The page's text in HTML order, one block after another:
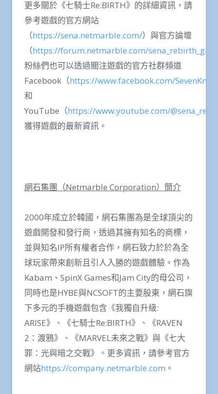
更多關於《七騎士Re:BIRTH》的詳細資訊，請
參考遊戲的官方網站
（https://sena.netmarble.com/）與官方論壇
（https://forum.netmarble.com/sena_rebirth_gl
粉絲們也可以透過關注遊戲的官方社群頻道
Facebook（https://www.facebook.com/
和
YouTube（https://www.youtube.com/
獲得遊戲的最新資訊。
網石集團（Netmarble Corporation）簡介
2000年成立於韓國，網石集團為是全球頂尖的
遊戲開發和發行商，透過其擁有知名的商標，
並與知名IP所有權者合作，網石致力於於為全
球玩家帶來創新且引人入勝的遊戲體驗。作為
Kabam、SpinX Games和Jam City的母公司，
同時也是HYBE與NCSOFT的主要股東，網石旗
下多元的手機遊戲包含《我獨自升級:
ARISE》、《七騎士Re:BIRTH》、《RAVEN
2：渡鴉》、《MARVEL未來之戰》與《七大
罪：光與暗之交戰》。更多資訊，請參考官方
網站https://company.netmarble.com 。